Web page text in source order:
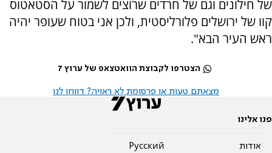
של חילונים וגם של חרדים שרוצים לשמור על הסטאטוס
קוו של ירושלים פלורליסטית, ולכן אני בטוח שעופר יהיה
ראש העיר הבא".
הצטרפו לקבוצת הוואטצאפ של ערוץ 7
מצאתם טעות או פרסומת לא ראויה? דווחו לנו
פנו אלינו
אודות
Pусский